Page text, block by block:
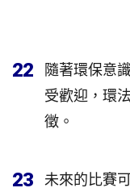
22
隨著環保意
受歡迎，環
徵。
23
未來的比賽